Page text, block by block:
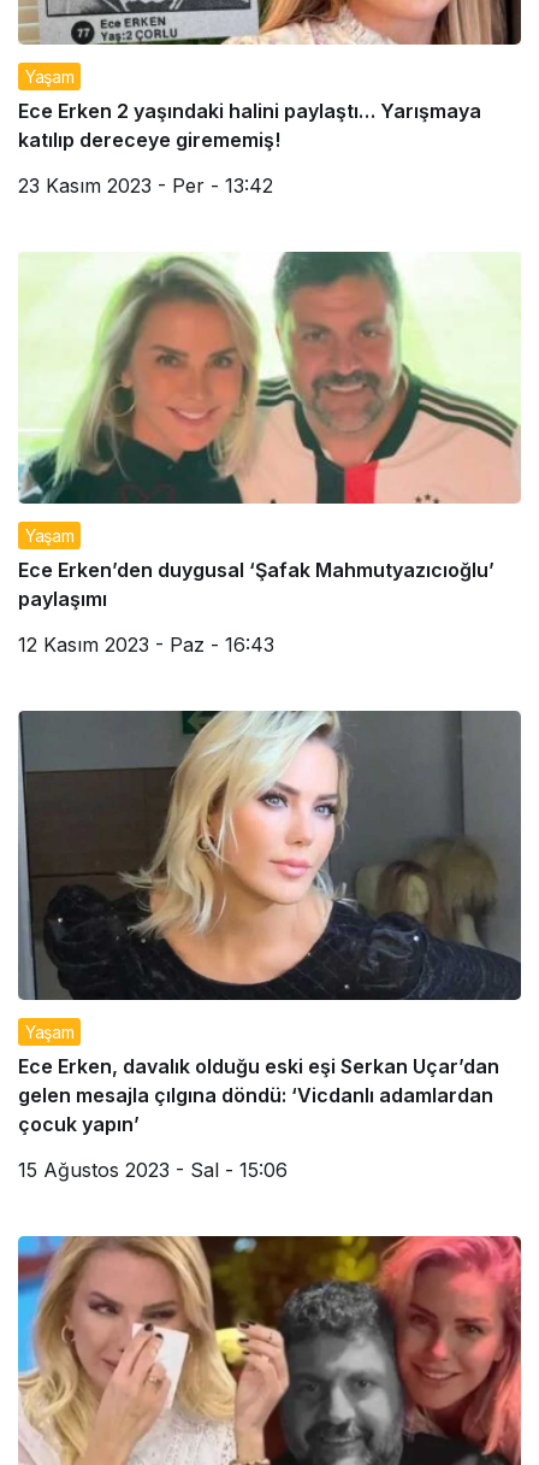
Yaşam
Ece Erken 2 yaşındaki halini paylaştı… Yarışmaya
katılıp dereceye girememiş!
23 Kasım 2023 - Per - 13:42
Yaşam
Ece Erken’den duygusal ‘Şafak Mahmutyazıcıoğlu’
paylaşımı
12 Kasım 2023 - Paz - 16:43
Yaşam
Ece Erken, davalık olduğu eski eşi Serkan Uçar’dan
gelen mesajla çılgına döndü: ‘Vicdanlı adamlardan
çocuk yapın’
15 Ağustos 2023 - Sal - 15:06